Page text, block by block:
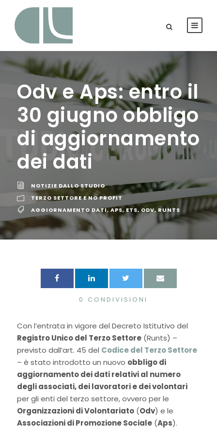
Odv e Aps: entro il
30 giugno obbligo
di aggiornamento
dei dati
NOTIZIE DALLO STUDIO
TERZO SETTORE E NO PROFIT
AGGIORNAMENTO DATI,APS, ETS, ODV, RUNTS
0 CONDIVISIONI
Con l’entrata in vigore del Decreto Istitutivo del
Registro Unico del Terzo Settore (Runts) –
previsto dall’art. 45 del Codice del Terzo Settore
– è stato introdotto un nuovo obbligo di
aggiornamento dei dati relativi al numero
degli associati, dei lavoratori e dei volontari
per gli enti del terzo settore, ovvero per le
Organizzazioni di Volontariato (Odv) e le
Associazioni di Promozione Sociale (Aps).